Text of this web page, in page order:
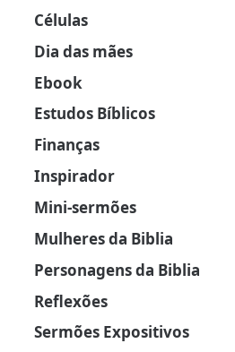
Células
Dia das mães
Ebook
Estudos Bíblicos
Finanças
Inspirador
Mini-sermões
Mulheres da Biblia
Personagens da Biblia
Reflexões
Sermões Expositivos